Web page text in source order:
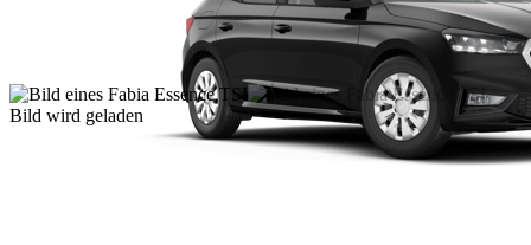
Bild wird geladen